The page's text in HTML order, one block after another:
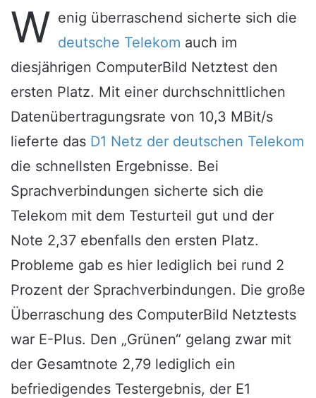
W enig überraschend sicherte sich die
deutsche Telekom auch im
diesjährigen ComputerBild Netztest den
ersten Platz. Mit einer durchschnittlichen
Datenübertragungsrate von 10,3 MBit/s
lieferte das D1 Netz der deutschen Telekom
die schnellsten Ergebnisse. Bei
Sprachverbindungen sicherte sich die
Telekom mit dem Testurteil gut und der
Note 2,37 ebenfalls den ersten Platz.
Probleme gab es hier lediglich bei rund 2
Prozent der Sprachverbindungen. Die große
Überraschung des ComputerBild Netztests
war E-Plus. Den „Grünen“ gelang zwar mit
der Gesamtnote 2,79 lediglich ein
befriedigendes Testergebnis, der E1